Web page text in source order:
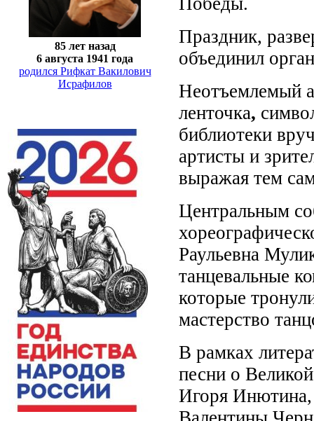
85 лет назад
6 августа 1941 года
родился Рифкат Вакилович
Исрафилов
Праздник,
объединил
Неотъемлемый
ленточка,
библиотеки
артисты и
выражая тем
Центральным
Раульевна
танцевальные
которые
мастерство
В рамках
песни о
Игоря